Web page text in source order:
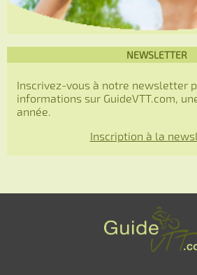
NEWSLETTER
Inscrivez-vous à notre newsletter
informations sur GuideVTT.com,
année.
Inscription à la